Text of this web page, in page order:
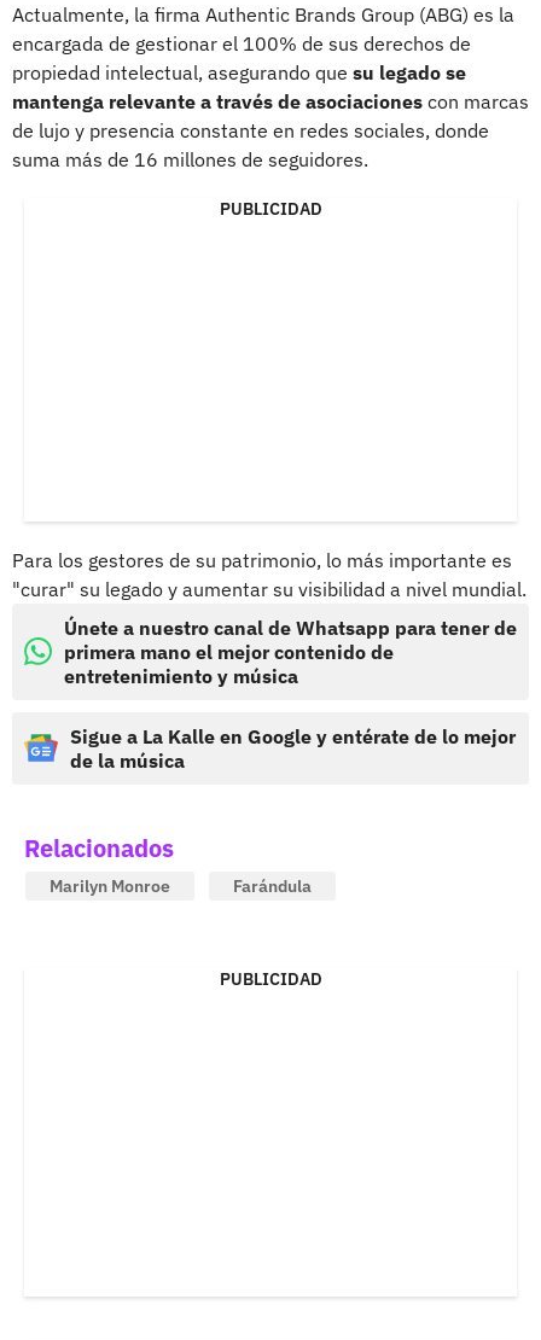
Actualmente, la firma Authentic Brands Group (ABG) es la
encargada de gestionar el 100% de sus derechos de
propiedad intelectual, asegurando que su legado se
mantenga relevante a través de asociaciones con marcas
de lujo y presencia constante en redes sociales, donde
suma más de 16 millones de seguidores.
PUBLICIDAD
Para los gestores de su patrimonio, lo más importante es
"curar" su legado y aumentar su visibilidad a nivel mundial.
Únete a nuestro canal de Whatsapp para tener de
primera mano el mejor contenido de
entretenimiento y música
Sigue a La Kalle en Google y entérate de lo mejor
de la música
Relacionados
Marilyn Monroe Farándula
PUBLICIDAD